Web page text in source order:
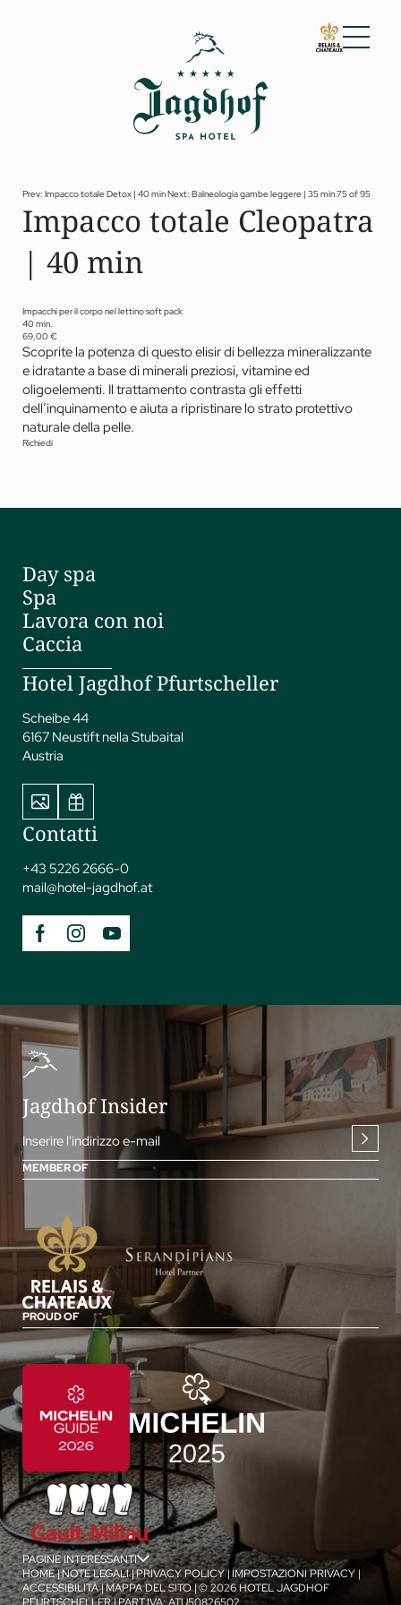
01 Lo Jagdhof
02 Camere e suite
Spa
Fitness
Trattamenti
Private Spa Suite
Yoga
05 Offerte
06 Attività
07 Eventi
jSPA
Prev: Impacco totale Detox | 40 minNext: Balneologia gambe leggere | 35 min75 of 95
Impacco totale Cleopatra
| 40 min
Impacchi per il corpo nel lettino soft pack
40 min.
69,00 €
Scoprite la potenza di questo elisir di bellezza mineralizzante
e idratante a base di minerali preziosi, vitamine ed
oligoelementi. Il trattamento contrasta gli effetti
dell’inquinamento e aiuta a ripristinare lo strato protettivo
naturale della pelle.
Richiedi
Day spa
Spa
Lavora con noi
Caccia
Hotel Jagdhof Pfurtscheller
Scheibe 44
6167 Neustift nella Stubaital
Austria
Contatti
+43 5226 2666-0
mail@hotel-jagdhof.at
Jagdhof Insider
Inserire l'indirizzo e-mail
MEMBER OF
PROUD OF
PAGINE INTERESSANTI
HOME|NOTE LEGALI|PRIVACY POLICY|IMPOSTAZIONI PRIVACY |
ACCESSIBILITÀ|MAPPA DEL SITO|© 2026 HOTEL JAGDHOF
PFURTSCHELLER|PART.IVA: ATU50826502